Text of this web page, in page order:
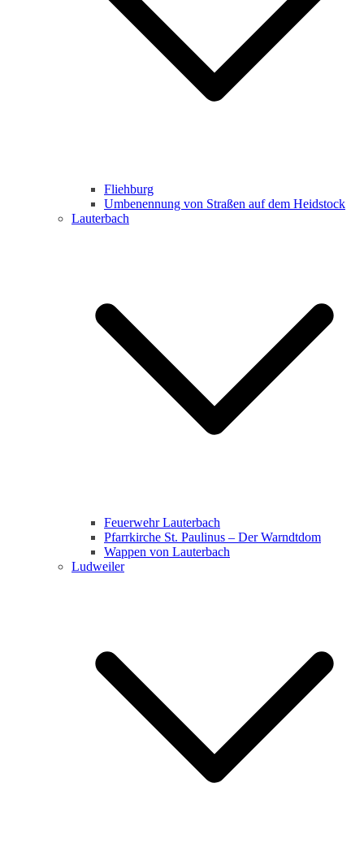
Fliehburg
Umbenennung von Straßen auf dem Heidstock
Lauterbach
Feuerwehr Lauterbach
Pfarrkirche St. Paulinus – Der Warndtdom
Wappen von Lauterbach
Ludweiler